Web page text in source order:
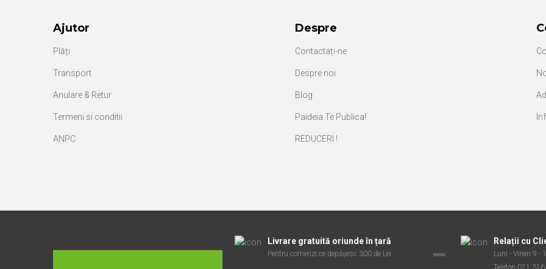
Ajutor
Plăți
Transport
Anulare & Retur
Termeni si conditii
ANPC
Despre
Contactați-ne
Despre noi
Blog
Paideia Te Publica!
REDUCERI !
Livrare gratuită oriunde în țară
Pentru comenzi ce depășesc 300 de Lei
Relații cu
Luni - Vineri 9 -
Telefon 021